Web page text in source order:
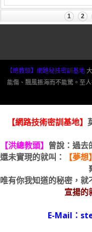
【總教頭】網路秘技密訓基地
能傷、飄風振海而不能驚。至
【網路技術密訓基地】
【洪總教頭】 曾說：過去
還未實現的就叫：
【夢想
唯有你我知道的秘密，就
宣揚的
E-Mail：